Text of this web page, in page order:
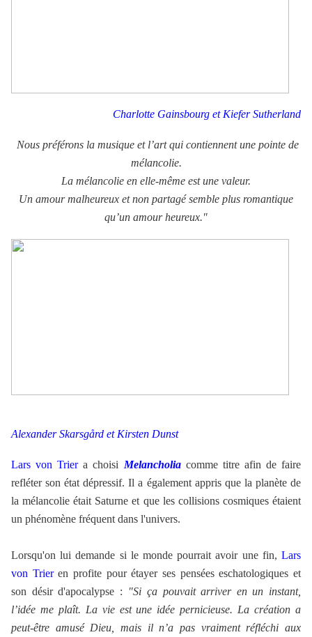
Charlotte Gainsbourg et Kiefer Sutherland
Nous préférons la musique et l’art qui contiennent une pointe de
mélancolie.
La mélancolie en elle-même est une valeur.
Un amour malheureux et non partagé semble plus romantique
qu’un amour heureux."
Alexander Skarsgård et Kirsten Dunst
Lars von Triera choisi Melancholiacomme titre afin de faire
refléter son état dépressif. Il a également appris que la planète de
la mélancolie était Saturne et que les collisions cosmiques étaient
un phénomène fréquent dans l'univers.
Lorsqu'on lui demande si le monde pourrait avoir une fin, Lars
von Trieren profite pour étayer ses pensées eschatologiques et
son désir d'apocalypse :
"Si ça pouvait arriver en un instant,
l’idée me plaît. La vie est une idée pernicieuse. La création a
peut-être amusé Dieu, mais il n’a pas vraiment réfléchi aux